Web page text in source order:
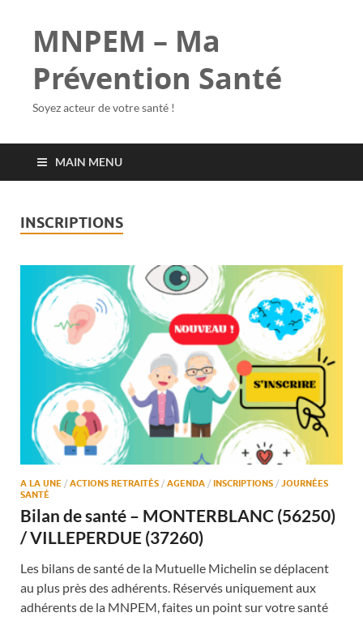
MNPEM – Ma
Prévention Santé
Soyez acteur de votre santé !
MAIN MENU
INSCRIPTIONS
A LA UNE / ACTIONS RETRAITÉS / AGENDA / INSCRIPTIONS / JOURNÉES
SANTÉ
Bilan de santé – MONTERBLANC (56250)
/ VILLEPERDUE (37260)
Les bilans de santé de la Mutuelle Michelin se déplacent
au plus près des adhérents. Réservés uniquement aux
adhérents de la MNPEM, faites un point sur votre santé